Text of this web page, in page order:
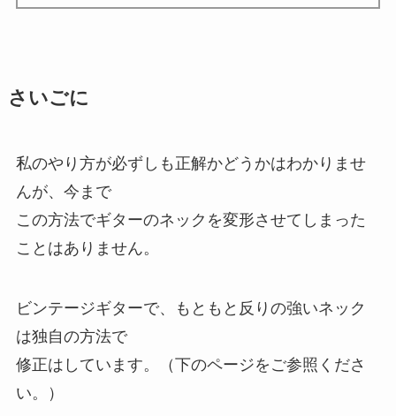
さいごに
私のやり方が必ずしも正解かどうかはわかりませ
んが、今まで
この方法でギターのネックを変形させてしまった
ことはありません。
ビンテージギターで、もともと反りの強いネック
は独自の方法で
修正はしています。（下のページをご参照くださ
い。）